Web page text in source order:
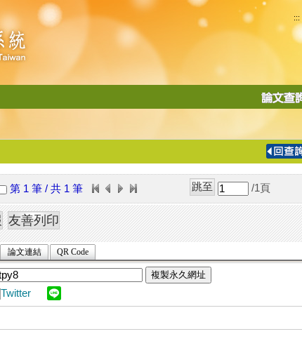
:::
導
第 1 筆 / 共 1 筆 /1 頁
論文連結 QR Code
複製永久網址
Twitter